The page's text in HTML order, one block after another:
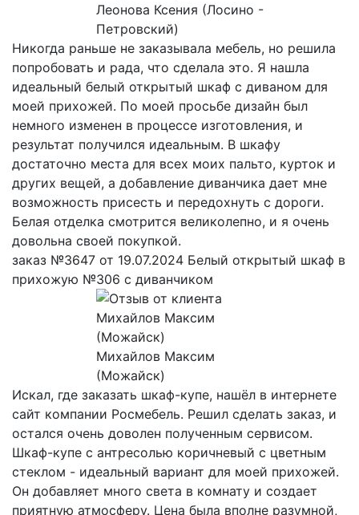
Леонова Ксения (Лосино -
Петровский)
Никогда раньше не заказывала мебель, но решила
попробовать и рада, что сделала это. Я нашла
идеальный белый открытый шкаф с диваном для
моей прихожей. По моей просьбе дизайн был
немного изменен в процессе изготовления, и
результат получился идеальным. В шкафу
достаточно места для всех моих пальто, курток и
других вещей, а добавление диванчика дает мне
возможность присесть и передохнуть с дороги.
Белая отделка смотрится великолепно, и я очень
довольна своей покупкой.
заказ №3647 от 19.07.2024 Белый открытый шкаф в
прихожую №306 с диванчиком
Михайлов Максим
(Можайск)
Искал, где заказать шкаф-купе, нашёл в интернете
сайт компании Росмебель. Решил сделать заказ, и
остался очень доволен полученным сервисом.
Шкаф-купе с антресолью коричневый с цветным
стеклом - идеальный вариант для моей прихожей.
Он добавляет много света в комнату и создает
приятную атмосферу. Цена была вполне разумной,